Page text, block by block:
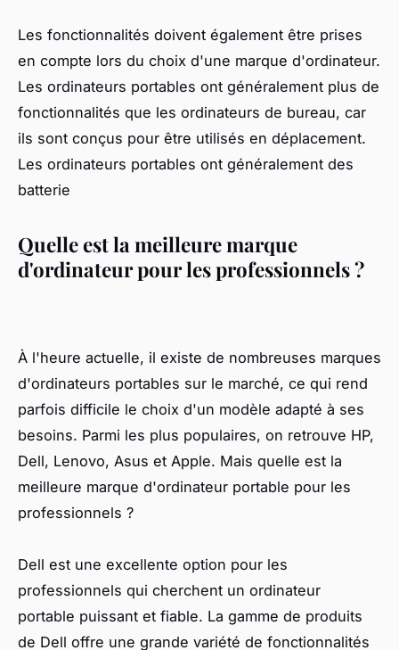
Les fonctionnalités doivent également être prises
en compte lors du choix d'une marque d'ordinateur.
Les ordinateurs portables ont généralement plus de
fonctionnalités que les ordinateurs de bureau, car
ils sont conçus pour être utilisés en déplacement.
Les ordinateurs portables ont généralement des
batterie
Quelle est la meilleure marque
d'ordinateur pour les professionnels ?
À l'heure actuelle, il existe de nombreuses marques
d'ordinateurs portables sur le marché, ce qui rend
parfois difficile le choix d'un modèle adapté à ses
besoins. Parmi les plus populaires, on retrouve HP,
Dell, Lenovo, Asus et Apple. Mais quelle est la
meilleure marque d'ordinateur portable pour les
professionnels ?
Dell est une excellente option pour les
professionnels qui cherchent un ordinateur
portable puissant et fiable. La gamme de produits
de Dell offre une grande variété de fonctionnalités